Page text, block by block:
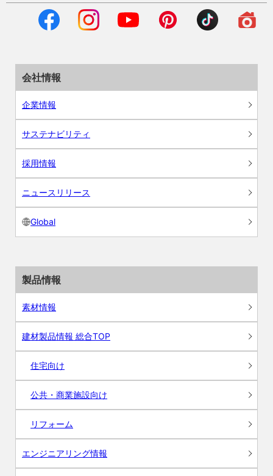
会社情報
企業情報
サステナビリティ
採用情報
ニュースリリース
Global
製品情報
素材情報
建材製品情報 総合TOP
住宅向け
公共・商業施設向け
リフォーム
エンジニアリング情報